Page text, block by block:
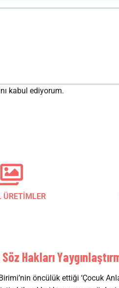
kabul ediyorum.
ÜRETİMLER
Söz Hakları
öncülük ettiği ‘Çocuk